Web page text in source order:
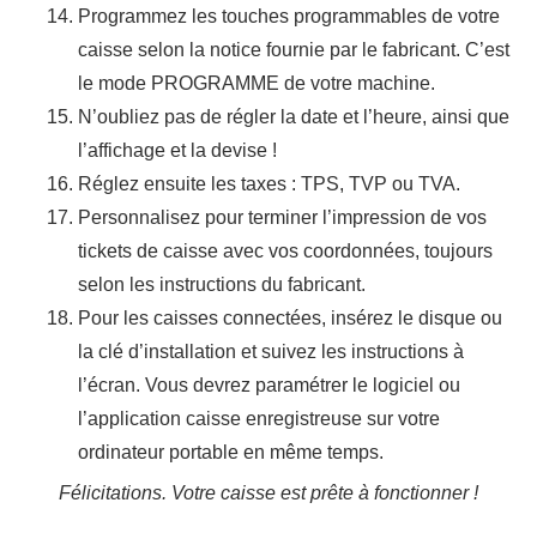
Programmez les touches programmables de votre
caisse selon la notice fournie par le fabricant. C’est
le mode PROGRAMME de votre machine.
N’oubliez pas de régler la date et l’heure, ainsi que
l’affichage et la devise !
Réglez ensuite les taxes : TPS, TVP ou TVA.
Personnalisez pour terminer l’impression de vos
tickets de caisse avec vos coordonnées, toujours
selon les instructions du fabricant.
Pour les caisses connectées, insérez le disque ou
la clé d’installation et suivez les instructions à
l’écran. Vous devrez paramétrer le logiciel ou
l’application caisse enregistreuse sur votre
ordinateur portable en même temps.
Félicitations. Votre caisse est prête à fonctionner !